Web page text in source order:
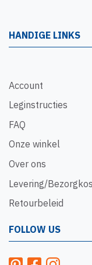
HANDIGE LINKS
Account
Leginstructies
FAQ
Onze winkel
Over ons
Levering/
Retourbeleid
FOLLOW US